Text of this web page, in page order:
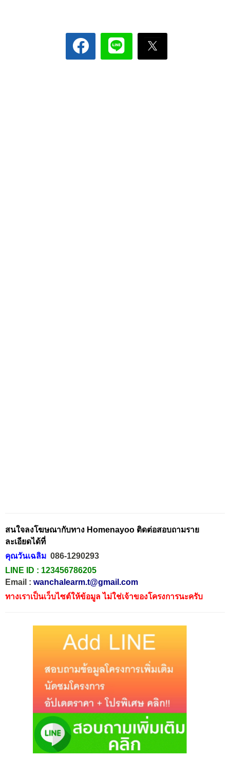
สนใจลงโฆษณากับทาง Homenayoo ติดต่อสอบถามราย
ละเอียดได้ที่
คุณวันเฉลิม 086-1290293
LINE ID : 123456786205
Email : wanchalearm.t@gmail.com
ทางเราเป็นเว็บไซต์ให้ข้อมูล ไม่ใช่เจ้าของโครงการนะครับ